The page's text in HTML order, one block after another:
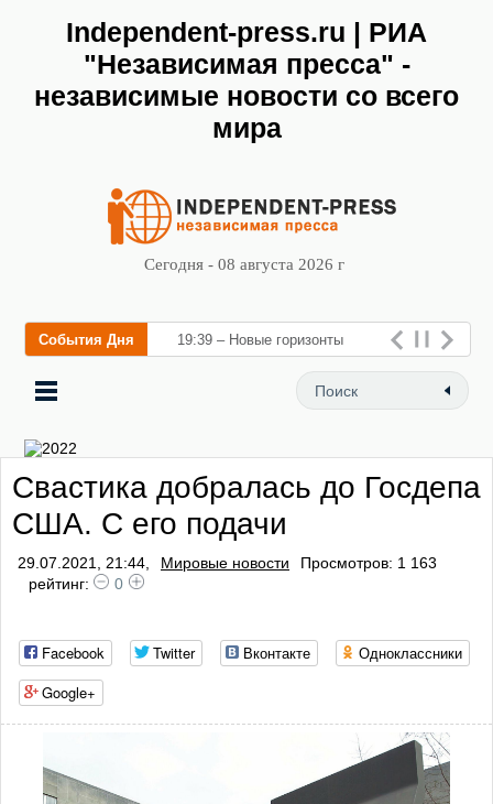
Independent-press.ru | РИА
"Независимая пресса" -
независимые новости со всего
мира
Сегодня - 08 августа 2026 г
События Дня 19:39 – Новые горизонты
флебологии: в Москве
открылся «Городской центр
заболеваний
Свастика добралась до Госдепа
США. С его подачи
29.07.2021, 21:44, Мировые новости
Просмотров: 1 163
рейтинг:
0
Facebook Twitter Вконтакте
Одноклассники
Google+